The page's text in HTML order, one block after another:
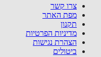
צרו קשר
מפת האתר
תקנון
מדיניות הפרטיות
הצהרת נגישות
ביטולים